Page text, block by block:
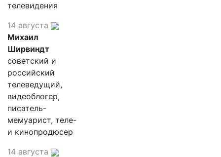
телевидения
14 августа
Михаил
Ширвиндт
советский и
российский
телеведущий,
видеоблогер,
писатель-
мемуарист, теле-
и кинопродюсер
14 августа